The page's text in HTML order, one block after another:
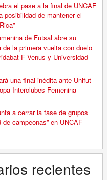
el pase a la final de UNCAF
posibilidad de mantener el
de Futsal abre su
de la primera vuelta con duelo
F Venus y Universidad
una final inédita ante Unifut
Interclubes Femenina
a cerrar la fase de grupos
de campeonas” en UNCAF
recientes